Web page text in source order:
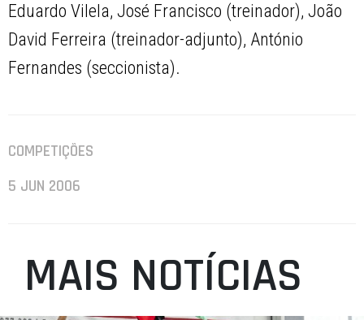
Eduardo Vilela, José Francisco (treinador), João
David Ferreira (treinador-adjunto), António
Fernandes (seccionista).
COMPETIÇÕES
5 JUN 2006
MAIS NOTÍCIAS